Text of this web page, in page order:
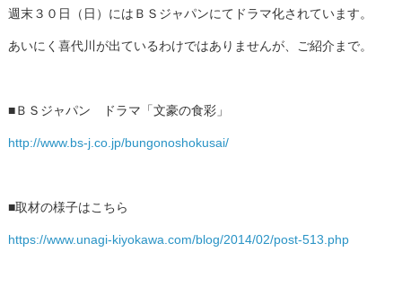
週末３０日（日）にはＢＳジャパンにてドラマ化されています。
あいにく喜代川が出ているわけではありませんが、ご紹介まで。
■ＢＳジャパン ドラマ「文豪の食彩」
http://www.bs-j.co.jp/bungonoshokusai/
■取材の様子はこちら
https://www.unagi-kiyokawa.com/blog/2014/02/post-513.php